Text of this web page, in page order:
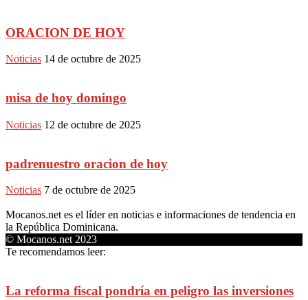
ORACION DE HOY
Noticias 14 de octubre de 2025
misa de hoy domingo
Noticias 12 de octubre de 2025
padrenuestro oracion de hoy
Noticias 7 de octubre de 2025
Mocanos.net es el líder en noticias e informaciones de tendencia en
la República Dominicana.
© Mocanos.net 2023
Te recomendamos leer:
La reforma fiscal pondría en peligro las inversiones